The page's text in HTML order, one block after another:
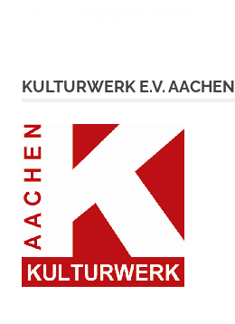
KULTURWERK E.V. AACHEN